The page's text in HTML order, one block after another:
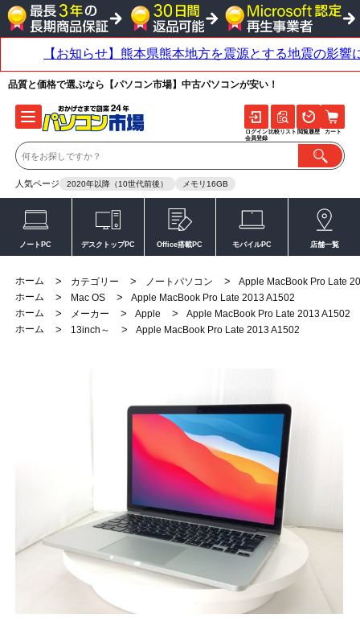
品質と価格で選ぶなら【パソコン市場】中古パソコンが安い！
人気ページ 2020年以降（10世代前後） メモリ16GB
ログイン
会員登録
比較リスト 閲覧履歴 カート
ノートPC デスクトップPC Office搭載PC モバイルPC 店舗一覧
ホーム > カテゴリー > ノートパソコン >
Apple MacBook Pro Late
ホーム
> Mac OS >
Apple MacBook Pro Late 2013 A1502
ホーム
> メーカー > Apple >
Apple MacBook Pro Late 2013 A1502
ホーム
> 13inch～ > Apple MacBook Pro Late 2013 A1502